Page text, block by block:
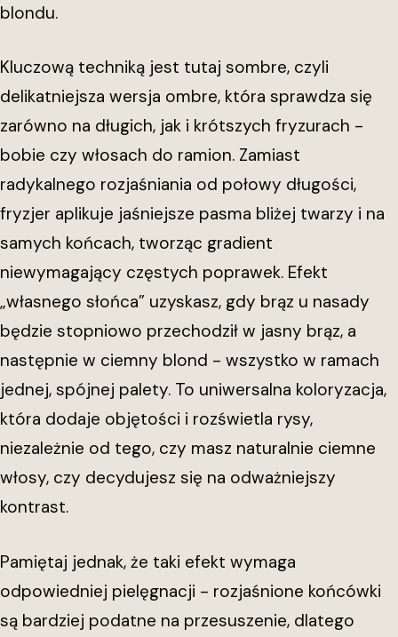
blondu.
Kluczową techniką jest tutaj sombre, czyli
delikatniejsza wersja ombre, która sprawdza się
zarówno na długich, jak i krótszych fryzurach -
bobie czy włosach do ramion. Zamiast
radykalnego rozjaśniania od połowy długości,
fryzjer aplikuje jaśniejsze pasma bliżej twarzy i na
samych końcach, tworząc gradient
niewymagający częstych poprawek. Efekt
„własnego słońca” uzyskasz, gdy brąz u nasady
będzie stopniowo przechodził w jasny brąz, a
następnie w ciemny blond - wszystko w ramach
jednej, spójnej palety. To uniwersalna koloryzacja,
która dodaje objętości i rozświetla rysy,
niezależnie od tego, czy masz naturalnie ciemne
włosy, czy decydujesz się na odważniejszy
kontrast.
Pamiętaj jednak, że taki efekt wymaga
odpowiedniej pielęgnacji - rozjaśnione końcówki
są bardziej podatne na przesuszenie, dlatego